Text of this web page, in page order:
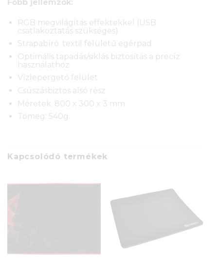
Főbb jellemzők:
RGB megvilágítás effektekkel (USB
csatlakoztatás szükséges)
Strapabíró. textil felületű egérpad
Optimális tapadás/siklás biztosítás a precíz
használathoz
Vízlepergető felület
Csúszásbiztos alsó rész
Méretek: 800 x 300 x 3 mm
Tömeg: 540g
Kapcsolódó termékek